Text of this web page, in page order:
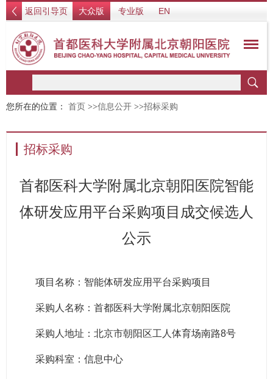
返回引导页 大众版 专业版 EN
您所在的位置： 首页 >>信息公开 >>招标采购
招标采购
首都医科大学附属北京朝阳医院智能
体研发应用平台采购项目成交候选人
公示
项目名称：智能体研发应用平台采购项目
采购人名称：首都医科大学附属北京朝阳医院
采购人地址：北京市朝阳区工人体育场南路8号
采购科室：信息中心